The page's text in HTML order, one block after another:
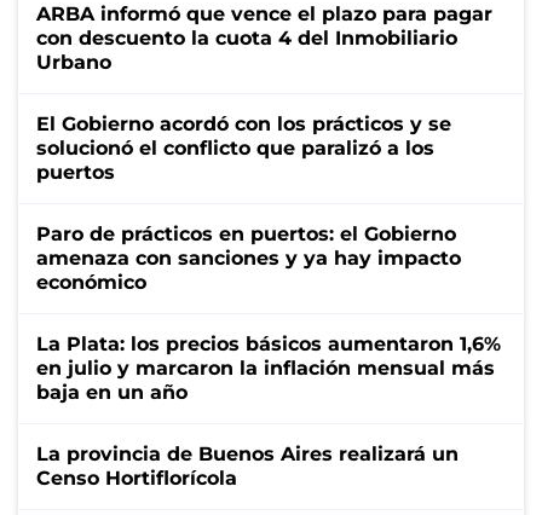
ARBA informó que vence el plazo para pagar
con descuento la cuota 4 del Inmobiliario
Urbano
El Gobierno acordó con los prácticos y se
solucionó el conflicto que paralizó a los
puertos
Paro de prácticos en puertos: el Gobierno
amenaza con sanciones y ya hay impacto
económico
La Plata: los precios básicos aumentaron 1,6%
en julio y marcaron la inflación mensual más
baja en un año
La provincia de Buenos Aires realizará un
Censo Hortiflorícola